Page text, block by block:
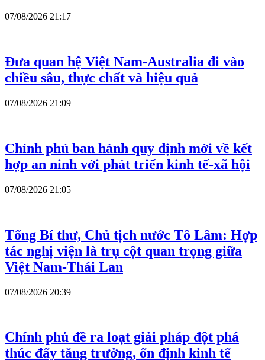
07/08/2026 21:17
Đưa quan hệ Việt Nam-Australia đi vào
chiều sâu, thực chất và hiệu quả
07/08/2026 21:09
Chính phủ ban hành quy định mới về kết
hợp an ninh với phát triển kinh tế-xã hội
07/08/2026 21:05
Tổng Bí thư, Chủ tịch nước Tô Lâm: Hợp
tác nghị viện là trụ cột quan trọng giữa
Việt Nam-Thái Lan
07/08/2026 20:39
Chính phủ đề ra loạt giải pháp đột phá
thúc đẩy tăng trưởng, ổn định kinh tế